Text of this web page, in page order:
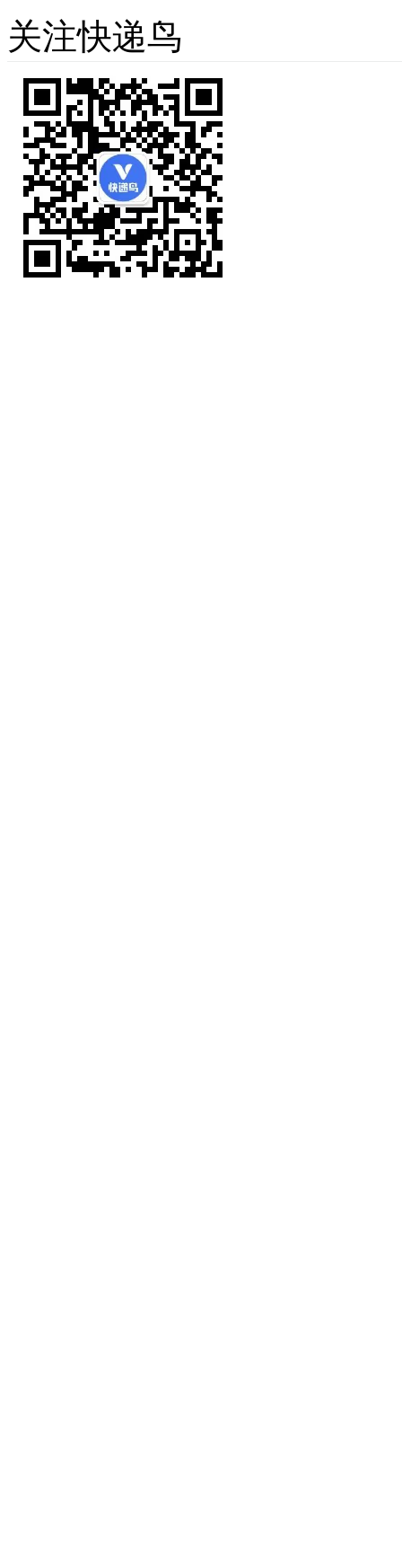
关注快递鸟